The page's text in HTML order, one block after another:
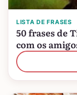
LISTA DE FRASES
50 frases de
com os